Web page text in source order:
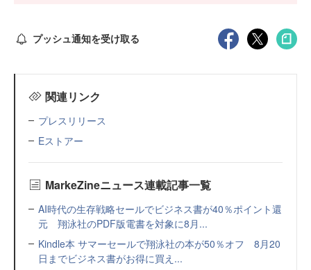
プッシュ通知を受け取る
関連リンク
プレスリリース
Eストアー
MarkeZineニュース連載記事一覧
AI時代の生存戦略セールでビジネス書が40％ポイント還
元 翔泳社のPDF版電書を対象に8月...
Kindle本 サマーセールで翔泳社の本が50％オフ 8月20
日までビジネス書がお得に買え...